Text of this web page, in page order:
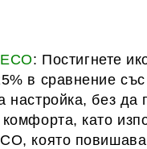
: Постигнете
в сравнение със
настройка, без да
като
която